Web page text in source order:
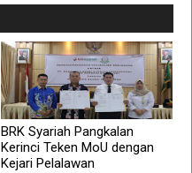
BRK Syariah Pangkalan
Kerinci Teken MoU dengan
Kejari Pelalawan